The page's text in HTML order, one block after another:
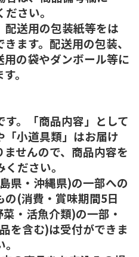
さい。
送用の包装紙等をは
ます。配送用の包装、
の袋やダンボール等に
。
。「商品内容」として
小道具類」はお届け
せんので、商品内容を
ださい。
県・沖縄県)の一部への
の(消費・賞味期間5日
・活魚介類)の一部・
を含む)は受付ができま